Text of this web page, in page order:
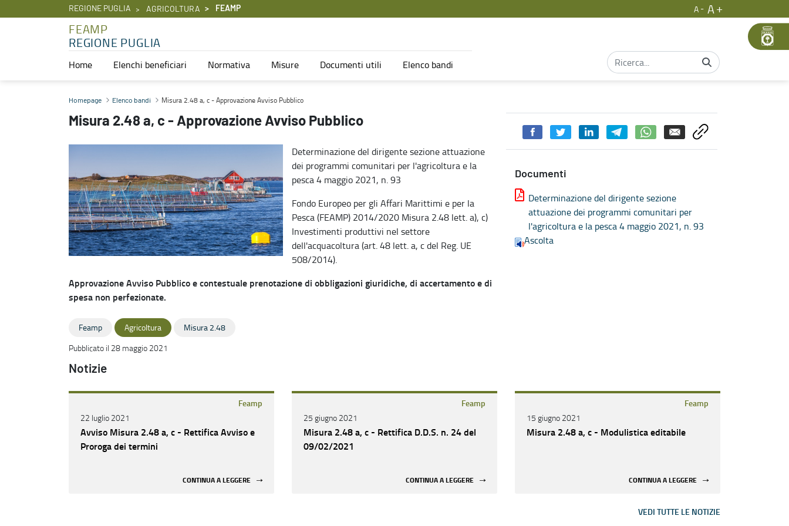
REGIONE PUGLIA AGRICOLTURA FEAMP A
A
FEAMP
REGIONE PUGLIA
Home Elenchi beneficiari Normativa Misure Documenti utili Elenco bandi
Misura 2.48 a, c - Approvazione Avviso Pubblico - FEAMP
Homepage Elenco bandi Misura 2.48 a, c - Approvazione Avviso Pubblico
Misura 2.48 a, c - Approvazione Avviso Pubblico
Determinazione del dirigente sezione attuazione
dei programmi comunitari per l'agricoltura e la
pesca 4 maggio 2021, n. 93
Fondo Europeo per gli Affari Marittimi e per la
Pesca (FEAMP) 2014/2020 Misura 2.48 lett. a), c)
Investimenti produttivi nel settore
dell'acquacoltura (art. 48 lett. a, c del Reg. UE
508/2014).
Approvazione Avviso Pubblico e contestuale prenotazione di obbligazioni giuridiche, di accertamento e di
spesa non perfezionate.
Documenti
Determinazione del dirigente sezione
attuazione dei programmi comunitari per
l'agricoltura e la pesca 4 maggio 2021, n. 93
Ascolta
Feamp Agricoltura
Misura 2.48
Pubblicato il 28 maggio 2021
Notizie
Feamp
22 luglio 2021
Avviso Misura 2.48 a, c - Rettifica Avviso e
Proroga dei termini
CONTINUA A LEGGERE
Feamp
25 giugno 2021
Misura 2.48 a, c - Rettifica D.D.S. n. 24 del
09/02/2021
CONTINUA A LEGGERE
Feamp
15 giugno 2021
Misura 2.48 a, c - Modulistica editabile
CONTINUA A LEGGERE
VEDI TUTTE LE NOTIZIE